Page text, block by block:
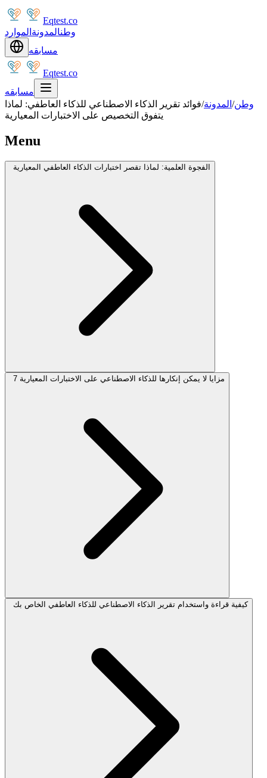
Eqtest.co
وطنالمدونة الموارد
مسابقه
Eqtest.co
مسابقه
وطن/ المدونة/فوائد تقرير الذكاء الاصطناعي للذكاء العاطفي: لماذا
يتفوق التخصيص على الاختبارات المعيارية
Menu
الفجوة العلمية: لماذا تقصر اختبارات الذكاء العاطفي المعيارية
7 مزايا لا يمكن إنكارها للذكاء الاصطناعي على الاختبارات المعيارية
كيفية قراءة واستخدام تقرير الذكاء الاصطناعي للذكاء العاطفي الخاص بك